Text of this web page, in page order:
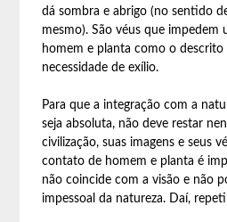
dá sombra e abrigo (no sentido
mesmo). São véus que
homem e planta como o descrito
necessidade de exílio.
Para que a integração com a
seja absoluta, não deve restar
civilização, suas imagens e seus
contato de homem e planta é
não coincide com a visão e não
impessoal da natureza. Daí,